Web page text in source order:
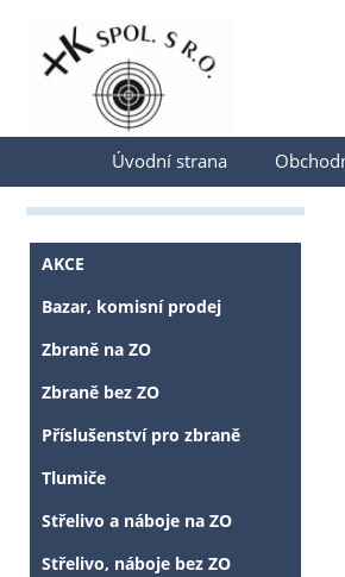
Přihlásit se
Úvodní strana
AKCE
Bazar, komisní prodej
Zbraně na ZO
Zbraně bez ZO
Příslušenství pro zbraně
Tlumiče
Střelivo a náboje na ZO
Střelivo, náboje bez ZO